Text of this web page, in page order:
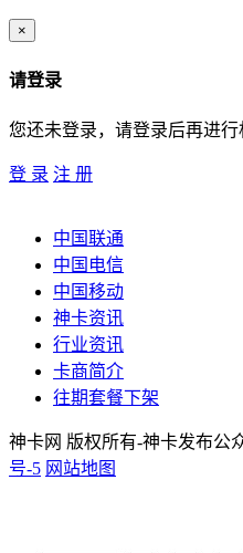
×
请登录
您还未登录，请登录后再进行
登 录 注 册
中国联通
中国电信
中国移动
神卡资讯
行业资讯
卡商简介
往期套餐下架
神卡网 版权所有-神卡发布公
号-5 网站地图